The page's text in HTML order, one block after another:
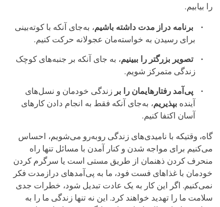
را بیابیم.
برنامه دراز مدت داشته باشیم، به‌جای آنکه با کوته‌بینی
برای رسیدن به خواسته‌مان عجولانه حرکت کنیم.
تصویر بزرگتر را ببینیم، به جای آنکه بر جنبه‌های کوچک
زندگی متمرکز شویم.
پی‌آمد رفتارهایمان را بر زندگی‌ خودمان و نسل‌های
آینده بپذیریم، به‌جای آنکه فقط به انجام دادن کارهای
آسان اکتفا کنیم.
گاه، وقتیکه با نامیدی‌های زندگی روبه‌رو می‌شویم، احساس
می‌کنیم برای مواجه شدن و کنار آمدن با مسائل تنها راه
منحرف کردن ذهنمان از طریق مستی است یا سرگرم کردن
خودمان با غذاهای فست فود، ما به پی‌آمدهای درازمدت فکر
نمی‌کنیم. اگر این کار به یک عادت تبدیل شود، خطرات جدی
سلامت ما را تهدید خواهند کرد. این نه تنها زندگی ما را به